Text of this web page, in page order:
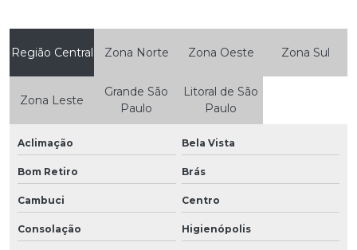
Região Central Zona Norte Zona Oeste Zona Sul
Zona Leste
Grande São
Paulo
Litoral de São
Paulo
Aclimação Bela Vista
Bom Retiro Brás
Cambuci Centro
Consolação Higienópolis